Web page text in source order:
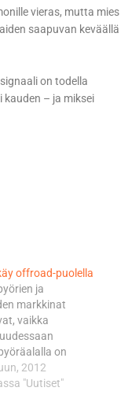
vieras, mutta mies
saapuvan keväällä
on todella
kauden – ja miksei
offroad-puolella
ja
markkinat
vaikka
on
haastavat ajat.
kukoistusta
2012
"Uutiset"